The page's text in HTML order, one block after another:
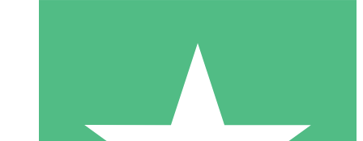
Paquetes de Créditos Individuales
Paga según el uso con créditos de descarga. Sin compromiso